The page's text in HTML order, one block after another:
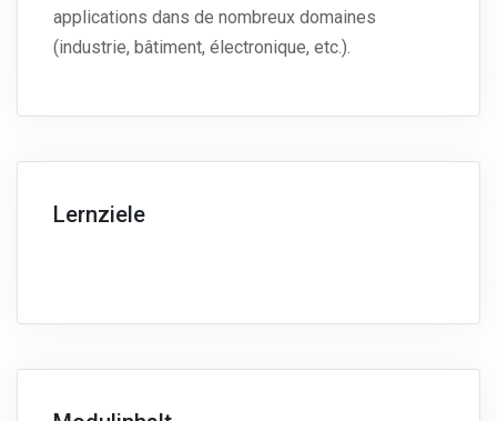
applications dans de nombreux domaines
(industrie, bâtiment, électronique, etc.).
Lernziele